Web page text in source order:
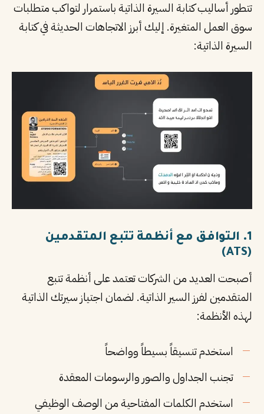
تتطور أساليب كتابة السيرة الذاتية باستمرار لتواكب متطلبات
سوق العمل المتغيرة. إليك أبرز الاتجاهات الحديثة في كتابة
السيرة الذاتية:
1. التوافق مع أنظمة تتبع المتقدمين
(ATS)
أصبحت العديد من الشركات تعتمد على أنظمة تتبع
المتقدمين لفرز السير الذاتية. لضمان اجتياز سيرتك الذاتية
لهذه الأنظمة:
استخدم تنسيقاً بسيطاً وواضحاً
تجنب الجداول والصور والرسومات المعقدة
استخدم الكلمات المفتاحية من الوصف الوظيفي